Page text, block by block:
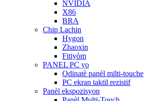
NVIDIA
X86
BRA
Chip Lachin
Hygon
Zhaoxin
Fitiyòm
PANEL PC yo
Odinatè panèl milti-touche
PC ekran taktil rezistif
Panèl ekspozisyon